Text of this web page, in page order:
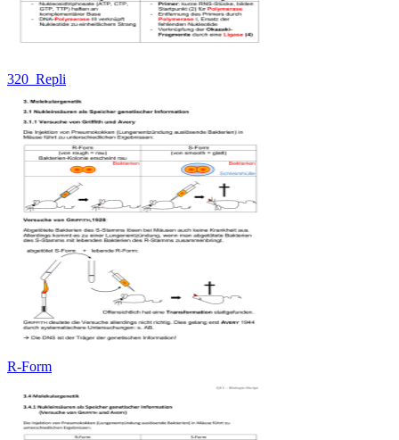
320_Repli
R-Form